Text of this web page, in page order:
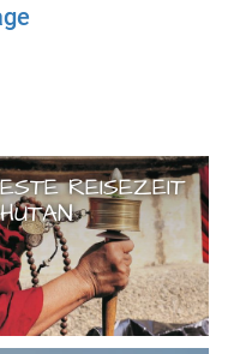
REISEZEIT